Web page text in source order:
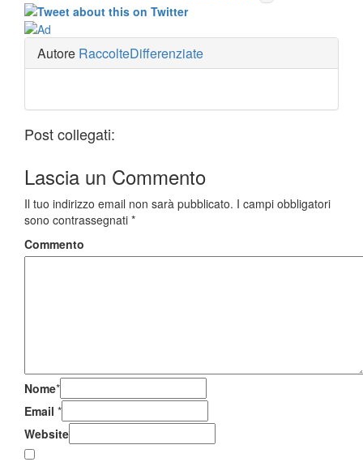
Autore RaccolteDifferenziate
Post collegati:
Lascia un Commento
Il tuo indirizzo email non sarà pubblicato. I campi obbligatori
sono contrassegnati *
Commento
Nome*
Email *
Website